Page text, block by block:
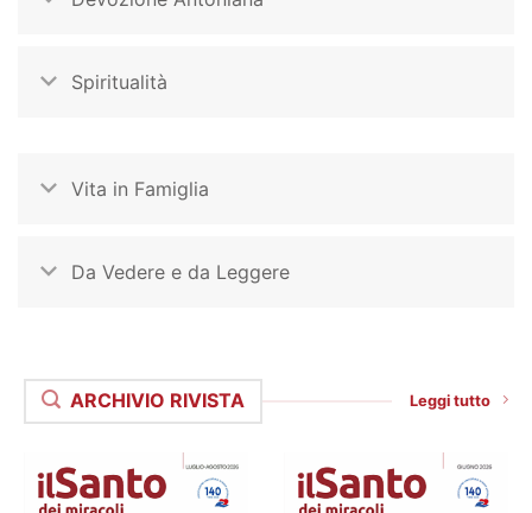
Spiritualità
Vita in Famiglia
Da Vedere e da Leggere
ARCHIVIO RIVISTA Leggi tutto